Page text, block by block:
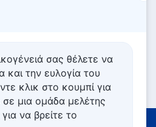
μέσω Messenger
σας θέλετε να
και την ευλογία του
κλικ στο κουμπί για
μια ομάδα μελέτης
να βρείτε το